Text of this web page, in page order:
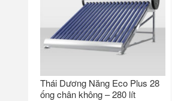
Thái Dương Năng Eco Plus 28
ống chân không – 280 lít